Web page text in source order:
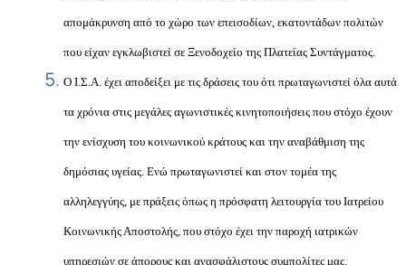
απομάκρυνση από το χώρο των επεισοδίων, εκατοντάδων πολιτών
που είχαν εγκλωβιστεί σε Ξενοδοχείο της Πλατείας Συντάγματος.
Ο Ι.Σ.Α. έχει αποδείξει με τις δράσεις του ότι πρωταγωνιστεί όλα αυτά
τα χρόνια στις μεγάλες αγωνιστικές κινητοποιήσεις που στόχο έχουν
την ενίσχυση του κοινωνικού κράτους και την αναβάθμιση της
δημόσιας υγείας. Ενώ πρωταγωνιστεί και στον τομέα της
αλληλεγγύης, με πράξεις όπως η πρόσφατη λειτουργία του Ιατρείου
Κοινωνικής Αποστολής, που στόχο έχει την παροχή ιατρικών
υπηρεσιών σε άπορους και ανασφάλιστους συμπολίτες μας.